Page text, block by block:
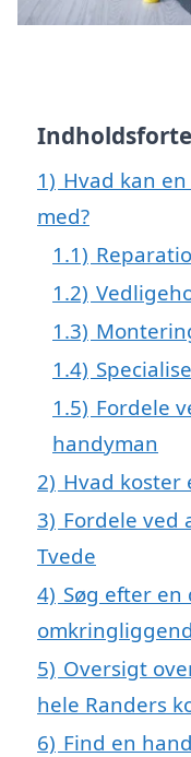
1) Hvad kan
med?
1.1)
1.2)
1.3)
1.4)
1.5) Fordele
handyman
2) Hvad koster
3) Fordele ved
Tvede
4) Søg efter
5) Oversigt
hele Randers
6) Find en